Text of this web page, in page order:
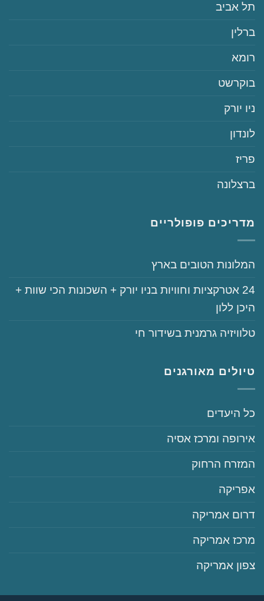
‏תל אביב
‏ברלין
‏רומא
‏בוקרשט
‏ניו יורק
‏לונדון
‏פריז
‏ברצלונה
מדריכים פופולריים
‏המלונות הטובים בארץ
‏‏24‏ אטרקציות וחוויות בניו יורק + השכונות הכי שוות +
היכן ללון
‏טלוויזיה גרמנית בשידור חי
טיולים מאורגנים
‏כל היעדים
‏אירופה ומרכז אסיה
‏המזרח הרחוק
‏אפריקה
‏דרום אמריקה
‏מרכז אמריקה
‏צפון אמריקה